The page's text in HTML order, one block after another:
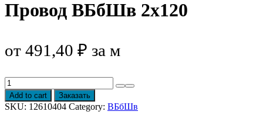
Провод ВБбШв 2х120
от 491,40 ₽ за м
Провод
ВБбШв
2х120
quantity
Add to cart Заказать
SKU: 12610404 Category: ВБбШв